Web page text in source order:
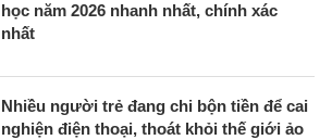
học năm 2026 nhanh nhất, chính xác
nhất
Nhiều người trẻ đang chi bộn tiền để cai
nghiện điện thoại, thoát khỏi thế giới ảo